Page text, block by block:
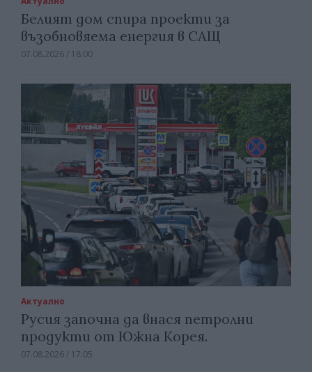
Белият дом спира проекти за
възобновяема енергия в САЩ
07.08.2026 / 18:00
Актуално
Русия започна да внася петролни
продукти от Южна Корея.
07.08.2026 / 17:05